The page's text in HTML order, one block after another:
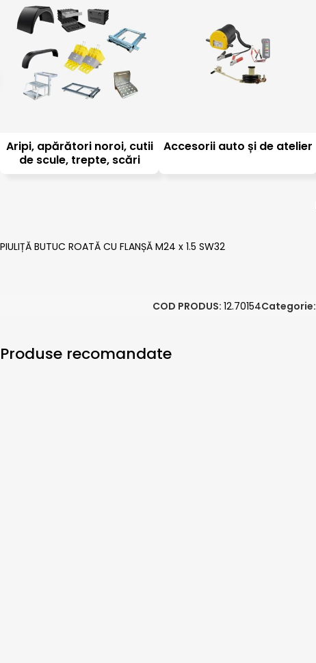
Aripi, apărători noroi, cutii
de scule, trepte, scări
Accesorii auto și de atelier
PIULIȚĂ BUTUC ROATĂ CU FLANȘĂ M24 x 1.5 SW32
COD PRODUS: 12.70154Categorie:
Produse recomandate